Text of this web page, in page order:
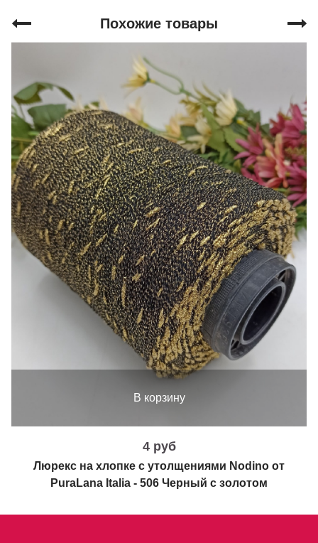
Похожие товары
В корзину
4 руб
Люрекс на хлопке с утолщениями Nodino от
PuraLana Italia - 506 Черный с золотом